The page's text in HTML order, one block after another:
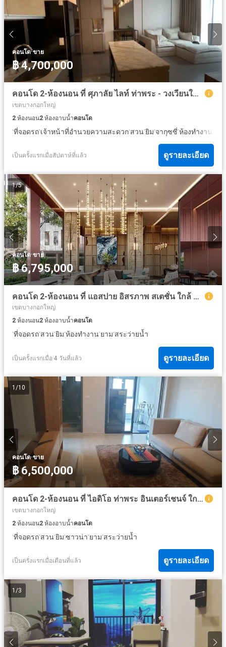
คอนโด·ขาย
฿ 4,700,000
คอนโด 2-ห้องนอน ที่ ศุภาลัย ไลท์ ท่าพระ - วงเวียนใหญ่ ใกล้ MRT ท่าพระ
เขตบางกอกใหญ่
2 ห้องนอน2 ห้องอาบน้ำคอนโด
·ที่จอดรถ·เจ้าหน้าที่อำนวยความสะดวก·สวน·ยิม·จากุซซี่·ห้องทำงาน
เป็นครั้งแรกเมื่อสัปดาห์ที่แล้ว ดูรายละเอียด
1/5
คอนโด·ขาย
฿ 6,795,000
คอนโด 2-ห้องนอน ที่ แอสปาย อิสรภาพ สเตชั่น ใกล้ MRT สนามไชย
เขตบางกอกใหญ่
2 ห้องนอน2 ห้องอาบน้ำคอนโด
·ที่จอดรถ·สวน·ยิม·ห้องทำงาน·ยาม·สระว่ายน้ำ
เป็นครั้งแรกเมื่อ 4 วันที่แล้ว ดูรายละเอียด
1 /10
คอนโด·ขาย
฿ 6,500,000
คอนโด 2-ห้องนอน ที่ ไอดิโอ ท่าพระ อินเตอร์เชนจ์ ใกล้ MRT ท่าพระ
เขตบางกอกใหญ่
2 ห้องนอน2 ห้องอาบน้ำคอนโด
·ที่จอดรถ·สวน·ยิม·ซาวน่า·ยาม·สระว่ายน้ำ
เป็นครั่งแรกเมื่อเดือนที่แล้ว ดูรายละเอียด
1 /3